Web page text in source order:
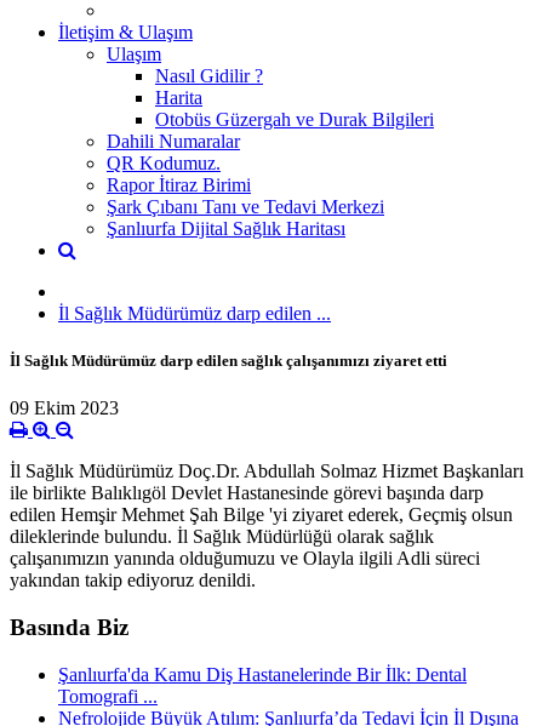
İletişim & Ulaşım
Ulaşım
Nasıl Gidilir ?
Harita
Otobüs Güzergah ve Durak Bilgileri
Dahili Numaralar
QR Kodumuz.
Rapor İtiraz Birimi
Şark Çıbanı Tanı ve Tedavi Merkezi
Şanlıurfa Dijital Sağlık Haritası
İl Sağlık Müdürümüz darp edilen ...
İl Sağlık Müdürümüz darp edilen sağlık çalışanımızı ziyaret etti
09 Ekim 2023
İl Sağlık Müdürümüz Doç.Dr. Abdullah Solmaz Hizmet Başkanları
ile birlikte Balıklıgöl Devlet Hastanesinde görevi başında darp
edilen Hemşir Mehmet Şah Bilge 'yi ziyaret ederek, Geçmiş olsun
dileklerinde bulundu. İl Sağlık Müdürlüğü olarak sağlık
çalışanımızın yanında olduğumuzu ve Olayla ilgili Adli süreci
yakından takip ediyoruz denildi.
Basında Biz
Şanlıurfa'da Kamu Diş Hastanelerinde Bir İlk: Dental
Tomografi ...
Nefrolojide Büyük Atılım: Şanlıurfa’da Tedavi İçin İl Dışına